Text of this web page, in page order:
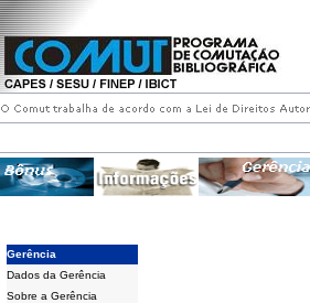
Gerência
Dados da Gerência
Sobre a Gerência